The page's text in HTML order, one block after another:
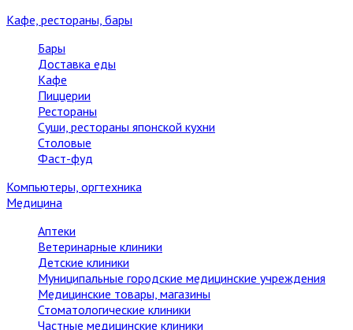
Кафе, рестораны, бары
Бары
Доставка еды
Кафе
Пиццерии
Рестораны
Суши, рестораны японской кухни
Столовые
Фаст-фуд
Компьютеры, оргтехника
Медицина
Аптеки
Ветеринарные клиники
Детские клиники
Муниципальные городские медицинские учреждения
Медицинские товары, магазины
Стоматологические клиники
Частные медицинские клиники